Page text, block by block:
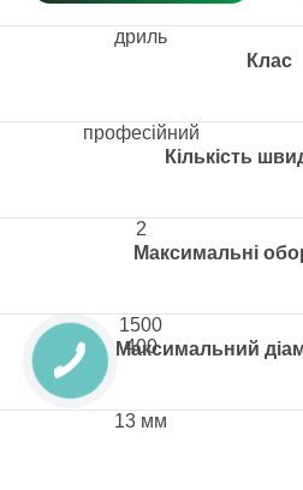
Клас
Кількість
Максимальні
Максимальний
дриль
професійний
2
1500
400
13 мм